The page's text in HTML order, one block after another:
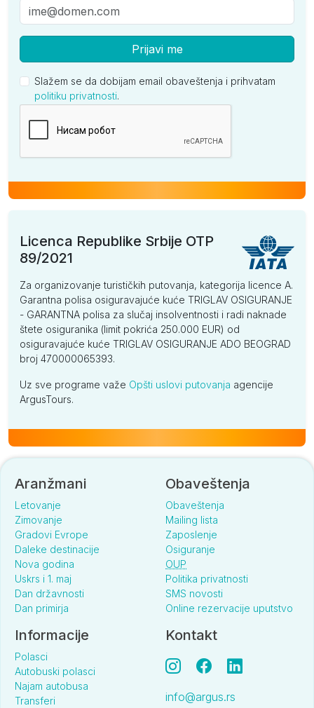
Prijavi me
Slažem se da dobijam email obaveštenja i prihvatam
politiku privatnosti.
Licenca Republike Srbije OTP
89/2021
Za organizovanje turističkih putovanja, kategorija licence A.
Garantna polisa osiguravajuće kuće TRIGLAV OSIGURANJE
- GARANTNA polisa za slučaj insolventnosti i radi naknade
štete osiguranika (limit pokrića 250.000 EUR) od
osiguravajuće kuće TRIGLAV OSIGURANJE ADO BEOGRAD
broj 470000065393.
Uz sve programe važe Opšti uslovi putovanja agencije
ArgusTours.
Aranžmani
Letovanje
Zimovanje
Gradovi Evrope
Daleke destinacije
Nova godina
Uskrs i 1. maj
Dan državnosti
Dan primirja
Obaveštenja
Obaveštenja
Mailing lista
Zaposlenje
Osiguranje
OUP
Politika privatnosti
SMS novosti
Online rezervacije uputstvo
Informacije
Polasci
Autobuski polasci
Najam autobusa
Transferi
Kontakt
info@argus.rs